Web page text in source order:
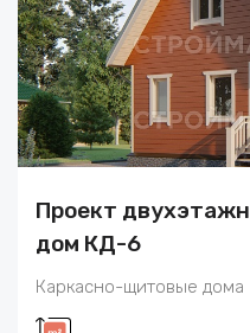
Проект
дом КД-6
Каркасно-щитовые дома